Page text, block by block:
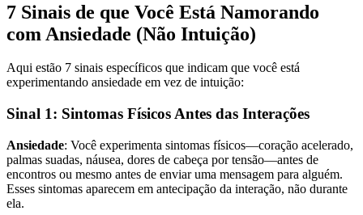
7 Sinais de que Você Está Namorando
com Ansiedade (Não Intuição)
Aqui estão 7 sinais específicos que indicam que você está
experimentando ansiedade em vez de intuição:
Sinal 1: Sintomas Físicos Antes das Interações
Ansiedade: Você experimenta sintomas físicos—coração acelerado,
palmas suadas, náusea, dores de cabeça por tensão—antes de
encontros ou mesmo antes de enviar uma mensagem para alguém.
Esses sintomas aparecem em antecipação da interação, não durante
ela.